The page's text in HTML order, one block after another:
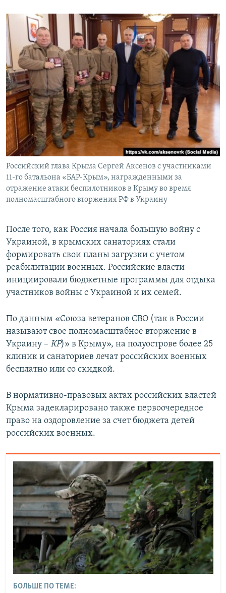
Российский глава Крыма Сергей Аксенов с участниками
11-го батальона «БАР-Крым», награжденными за
отражение атаки беспилотников в Крыму во время
полномасштабного вторжения РФ в Украину
После того, как Россия начала большую войну с
Украиной, в крымских санаториях стали
формировать свои планы загрузки с учетом
реабилитации военных. Российские власти
инициировали бюджетные программы для отдыха
участников войны с Украиной и их семей.
По данным «Союза ветеранов СВО (так в России
называют свое полномасштабное вторжение в
Украину – КР)» в Крыму», на полуострове более 25
клиник и санаториев лечат российских военных
бесплатно или со скидкой.
В нормативно-правовых актах российских властей
Крыма задекларировано также первоочередное
право на оздоровление за счет бюджета детей
российских военных.
БОЛЬШЕ ПО ТЕМЕ: